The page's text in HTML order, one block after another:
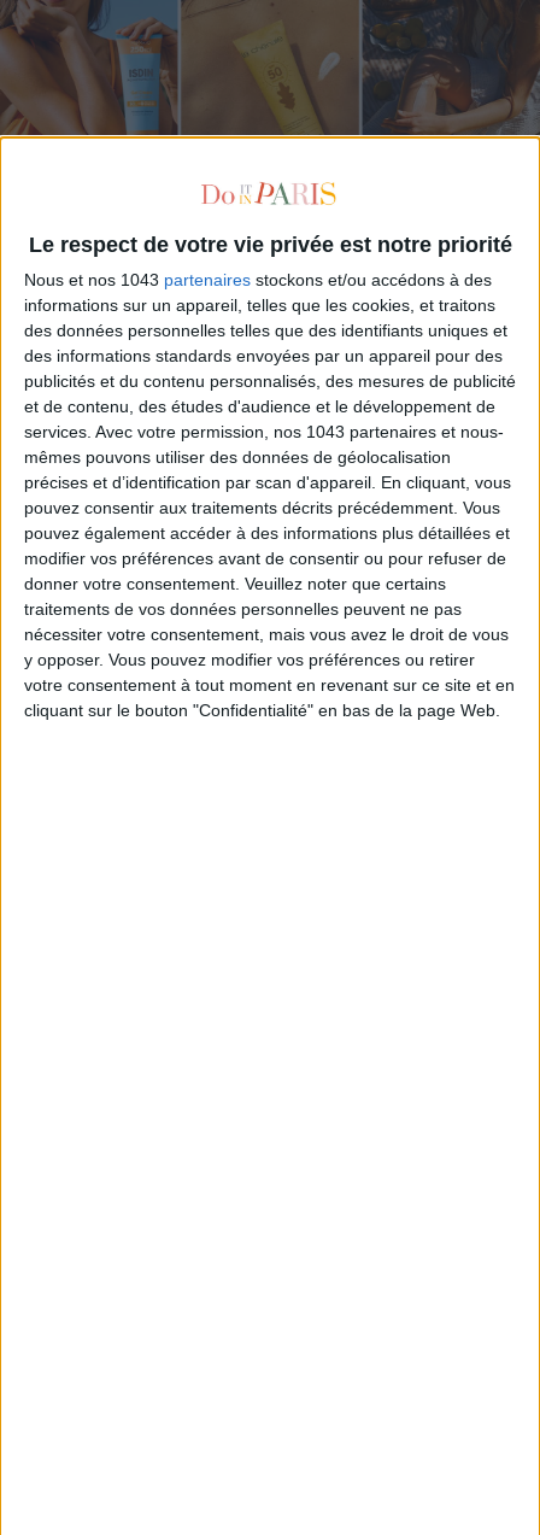
Le respect de votre vie privée est notre priorité
Nous et nos 1043 partenaires stockons et/ou accédons à des
informations sur un appareil, telles que les cookies, et traitons
des données personnelles telles que des identifiants uniques et
des informations standards envoyées par un appareil pour des
publicités et du contenu personnalisés, des mesures de publicité
et de contenu, des études d'audience et le développement de
services. Avec votre permission, nos 1043 partenaires et nous-
mêmes pouvons utiliser des données de géolocalisation
précises et d’identification par scan d'appareil. En cliquant, vous
pouvez consentir aux traitements décrits précédemment. Vous
pouvez également accéder à des informations plus détaillées et
modifier vos préférences avant de consentir ou pour refuser de
donner votre consentement. Veuillez noter que certains
traitements de vos données personnelles peuvent ne pas
nécessiter votre consentement, mais vous avez le droit de vous
y opposer. Vous pouvez modifier vos préférences ou retirer
votre consentement à tout moment en revenant sur ce site et en
cliquant sur le bouton "Confidentialité" en bas de la page Web.
SPF 50 SUNSCREENS YOU'LL ACTUALLY WANT TO SLATHER ON
THE BEST HOTELS FOR A SPA AND GASTRONOMY WEEKEND